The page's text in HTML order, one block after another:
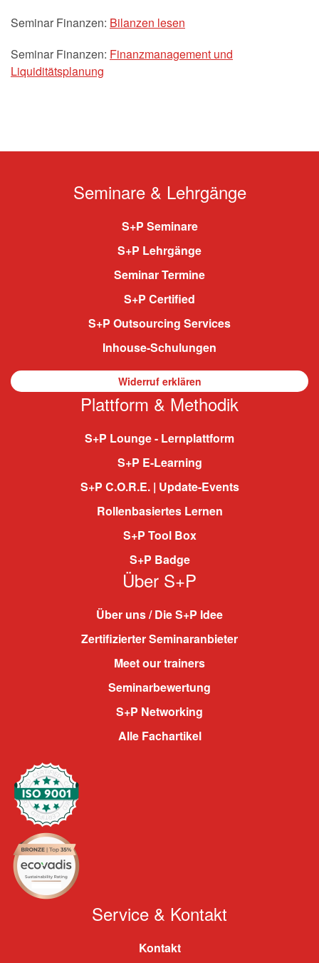
Seminar Finanzen: Bilanzen lesen
Seminar Finanzen: Finanzmanagement und
Liquiditätsplanung
Seminare & Lehrgänge
S+P Seminare
S+P Lehrgänge
Seminar Termine
S+P Certified
S+P Outsourcing Services
Inhouse-Schulungen
Widerruf erklären
Plattform & Methodik
S+P Lounge - Lernplattform
S+P E-Learning
S+P C.O.R.E. | Update-Events
Rollenbasiertes Lernen
S+P Tool Box
S+P Badge
Über S+P
Über uns / Die S+P Idee
Zertifizierter Seminaranbieter
Meet our trainers
Seminarbewertung
S+P Networking
Alle Fachartikel
Service & Kontakt
Kontakt